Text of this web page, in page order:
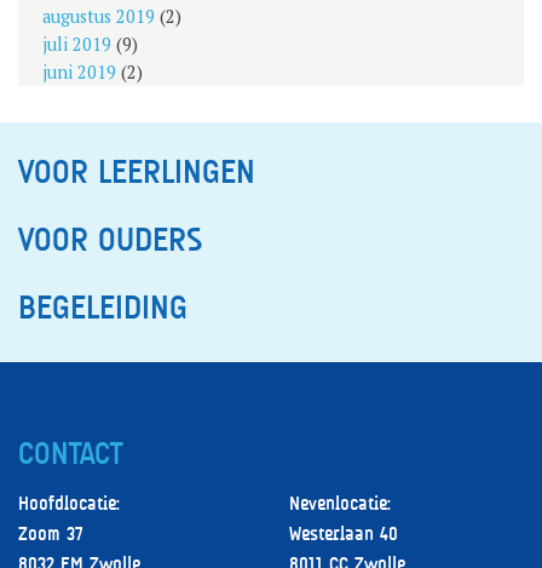
augustus 2019 (2)
juli 2019 (9)
juni 2019 (2)
VOOR LEERLINGEN
VOOR OUDERS
BEGELEIDING
CONTACT
Hoofdlocatie:
Zoom 37
Nevenlocatie:
Westerlaan 40